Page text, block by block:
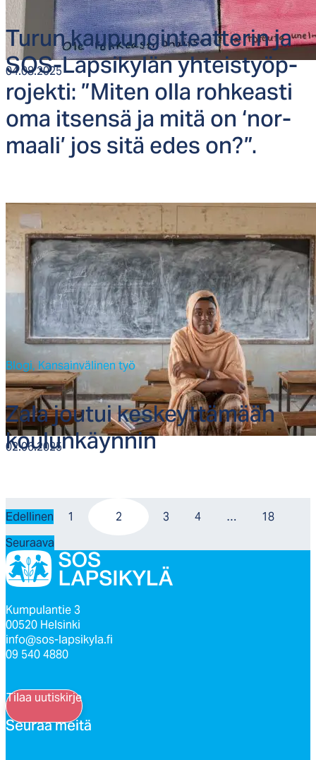
04.08.2025
Tu­run kau­pun­gin­teat­te­rin ja
SOS-Lap­si­ky­län yh­teis­työp­
ro­jek­ti: ”Mi­ten ol­la roh­keas­ti
oma it­sen­sä ja mi­tä on ‘nor­
maa­li’ jos si­tä edes on?”.
02.06.2025
Blogi, Kansainvälinen työ
Za­la jou­tui kes­keyt­tä­mään
kou­lun­käyn­nin
Edellinen 1 2 3 4 …
18
Seuraava
Kumpulantie 3
00520 Helsinki
info@sos-lapsikyla.fi
09 540 4880
Tilaa uutiskirje
Seu­raa mei­tä